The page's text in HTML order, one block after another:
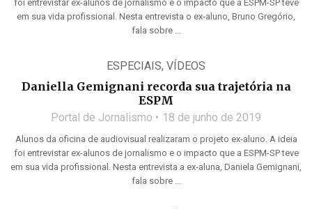
foi entrevistar ex-alunos de jornalismo e o impacto que a ESPM-SP teve
em sua vida profissional. Nesta entrevista o ex-aluno, Bruno Gregório,
fala sobre ...
ESPECIAIS, VÍDEOS
Daniella Gemignani recorda sua trajetória na
ESPM
Portal de Jornalismo 18 de junho de 2019
Alunos da oficina de audiovisual realizaram o projeto ex-aluno. A ideia
foi entrevistar ex-alunos de jornalismo e o impacto que a ESPM-SP teve
em sua vida profissional. Nesta entrevista a ex-aluna, Daniela Gemignani,
fala sobre ...